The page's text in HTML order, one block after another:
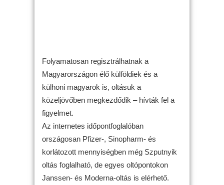
Folyamatosan regisztrálhatnak a
Magyarországon élő külföldiek és a
külhoni magyarok is, oltásuk a
közeljövőben megkezdődik – hívták fel a
figyelmet.
Az internetes időpontfoglalóban
országosan Pfizer-, Sinopharm- és
korlátozott mennyiségben még Szputnyik
oltás foglalható, de egyes oltópontokon
Janssen- és Moderna-oltás is elérhető.